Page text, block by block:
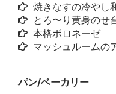
焼きなすの冷やし
とろ〜り黄身のせ
本格ボロネーゼ
マッシュルームの
パン/ベーカリー